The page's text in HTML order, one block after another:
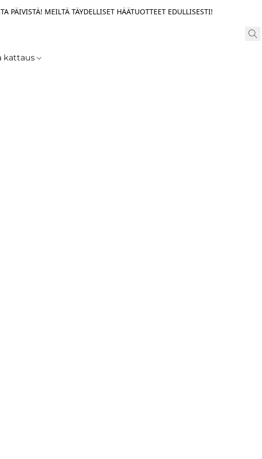
PÄIVISTÄ! MEILTÄ TÄYDELLISET HÄÄTUOTTEET EDULLISESTI!
kattaus